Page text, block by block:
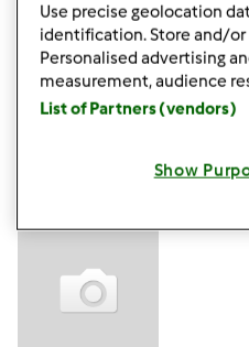
Góra
Zalogujlub
Use precise geolocation
identification. Store and/
Personalised advertising
measurement, audience
List of Partners (vendors)
Show